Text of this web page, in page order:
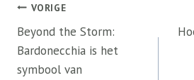
Bericht
navigatie
VORIGE
Beyond the Storm:
Bardonecchia is het
symbool van